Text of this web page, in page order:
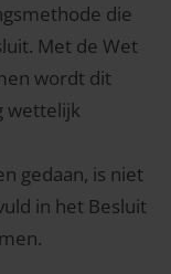
die
Met de Wet
wordt dit
wettelijk
gedaan, is niet
in het Besluit